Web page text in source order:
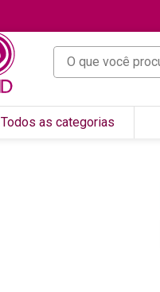
O que você procura?
Todos as categorias